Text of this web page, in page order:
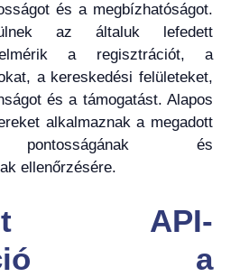
és a megbízhatóságot.
az általuk lefedett
a regisztrációt, a
a kereskedési felületeket,
és a támogatást. Alapos
alkalmaznak a megadott
pontosságának és
ellenőrzésére.
API-
a